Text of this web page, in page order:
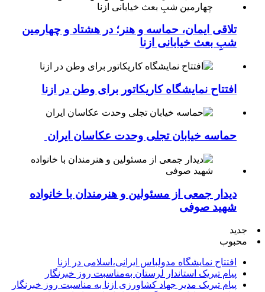
تلاقی ایمان، حماسه و هنر؛ در هشتاد و چهارمین
شبِ بعث خیابانی ازنا
افتتاح نمایشگاه کاریکاتور برای وطن در ازنا
حماسه خیابان تجلی وحدت عکاسان ایران
دیدار جمعی از مسئولین و هنرمندان با خانواده
شهید صوفی
جدید
محبوب
افتتاح نمایشگاه مدولباس ایرانی،اسلامی در ازنا
پیام تبریک استاندار لرستان به‌مناسبت روز خبرنگار
پیام تبریک مدیر جهاد کشاورزی ازنا به مناسبت روز خبرنگار